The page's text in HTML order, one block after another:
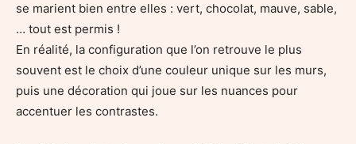
se marient bien entre elles : vert, chocolat, mauve, sable,
… tout est permis !
En réalité, la configuration que l’on retrouve le plus
souvent est le choix d’une couleur unique sur les murs,
puis une décoration qui joue sur les nuances pour
accentuer les contrastes.